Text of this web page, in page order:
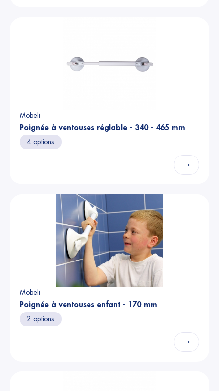
Mobeli
Poignée à ventouses réglable - 340 - 465 mm
4 options
→
Mobeli
Poignée à ventouses enfant - 170 mm
2 options
→